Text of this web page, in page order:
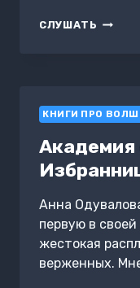
СЛУШАТЬ
КНИГИ ПРО
Анна
первую в
жестокая
вер­женных.